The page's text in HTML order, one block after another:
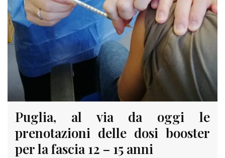
Puglia, al via da oggi le
prenotazioni delle dosi booster
per la fascia 12 – 15 anni